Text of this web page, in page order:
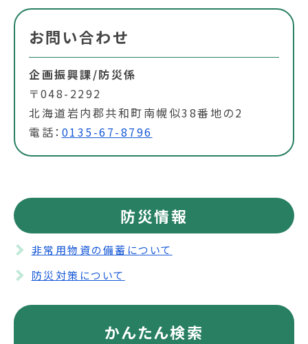
お問い合わせ
企画振興課/防災係
〒048-2292
北海道岩内郡共和町南幌似38番地の2
電話： 0135-67-8796
防災情報
非常用物資の備蓄について
防災対策について
かんたん検索